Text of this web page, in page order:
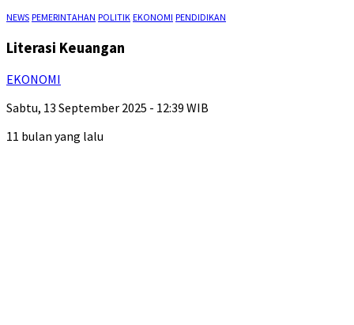
NEWS PEMERINTAHAN POLITIK EKONOMI PENDIDIKAN
Literasi Keuangan
EKONOMI
Sabtu, 13 September 2025 - 12:39 WIB
11 bulan yang lalu